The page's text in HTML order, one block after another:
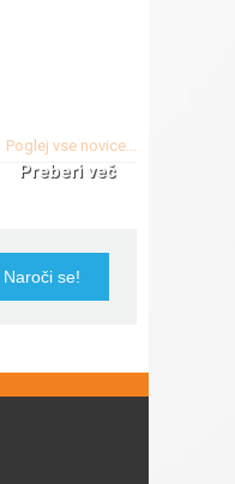
Poglej vse novice...
Preberi več